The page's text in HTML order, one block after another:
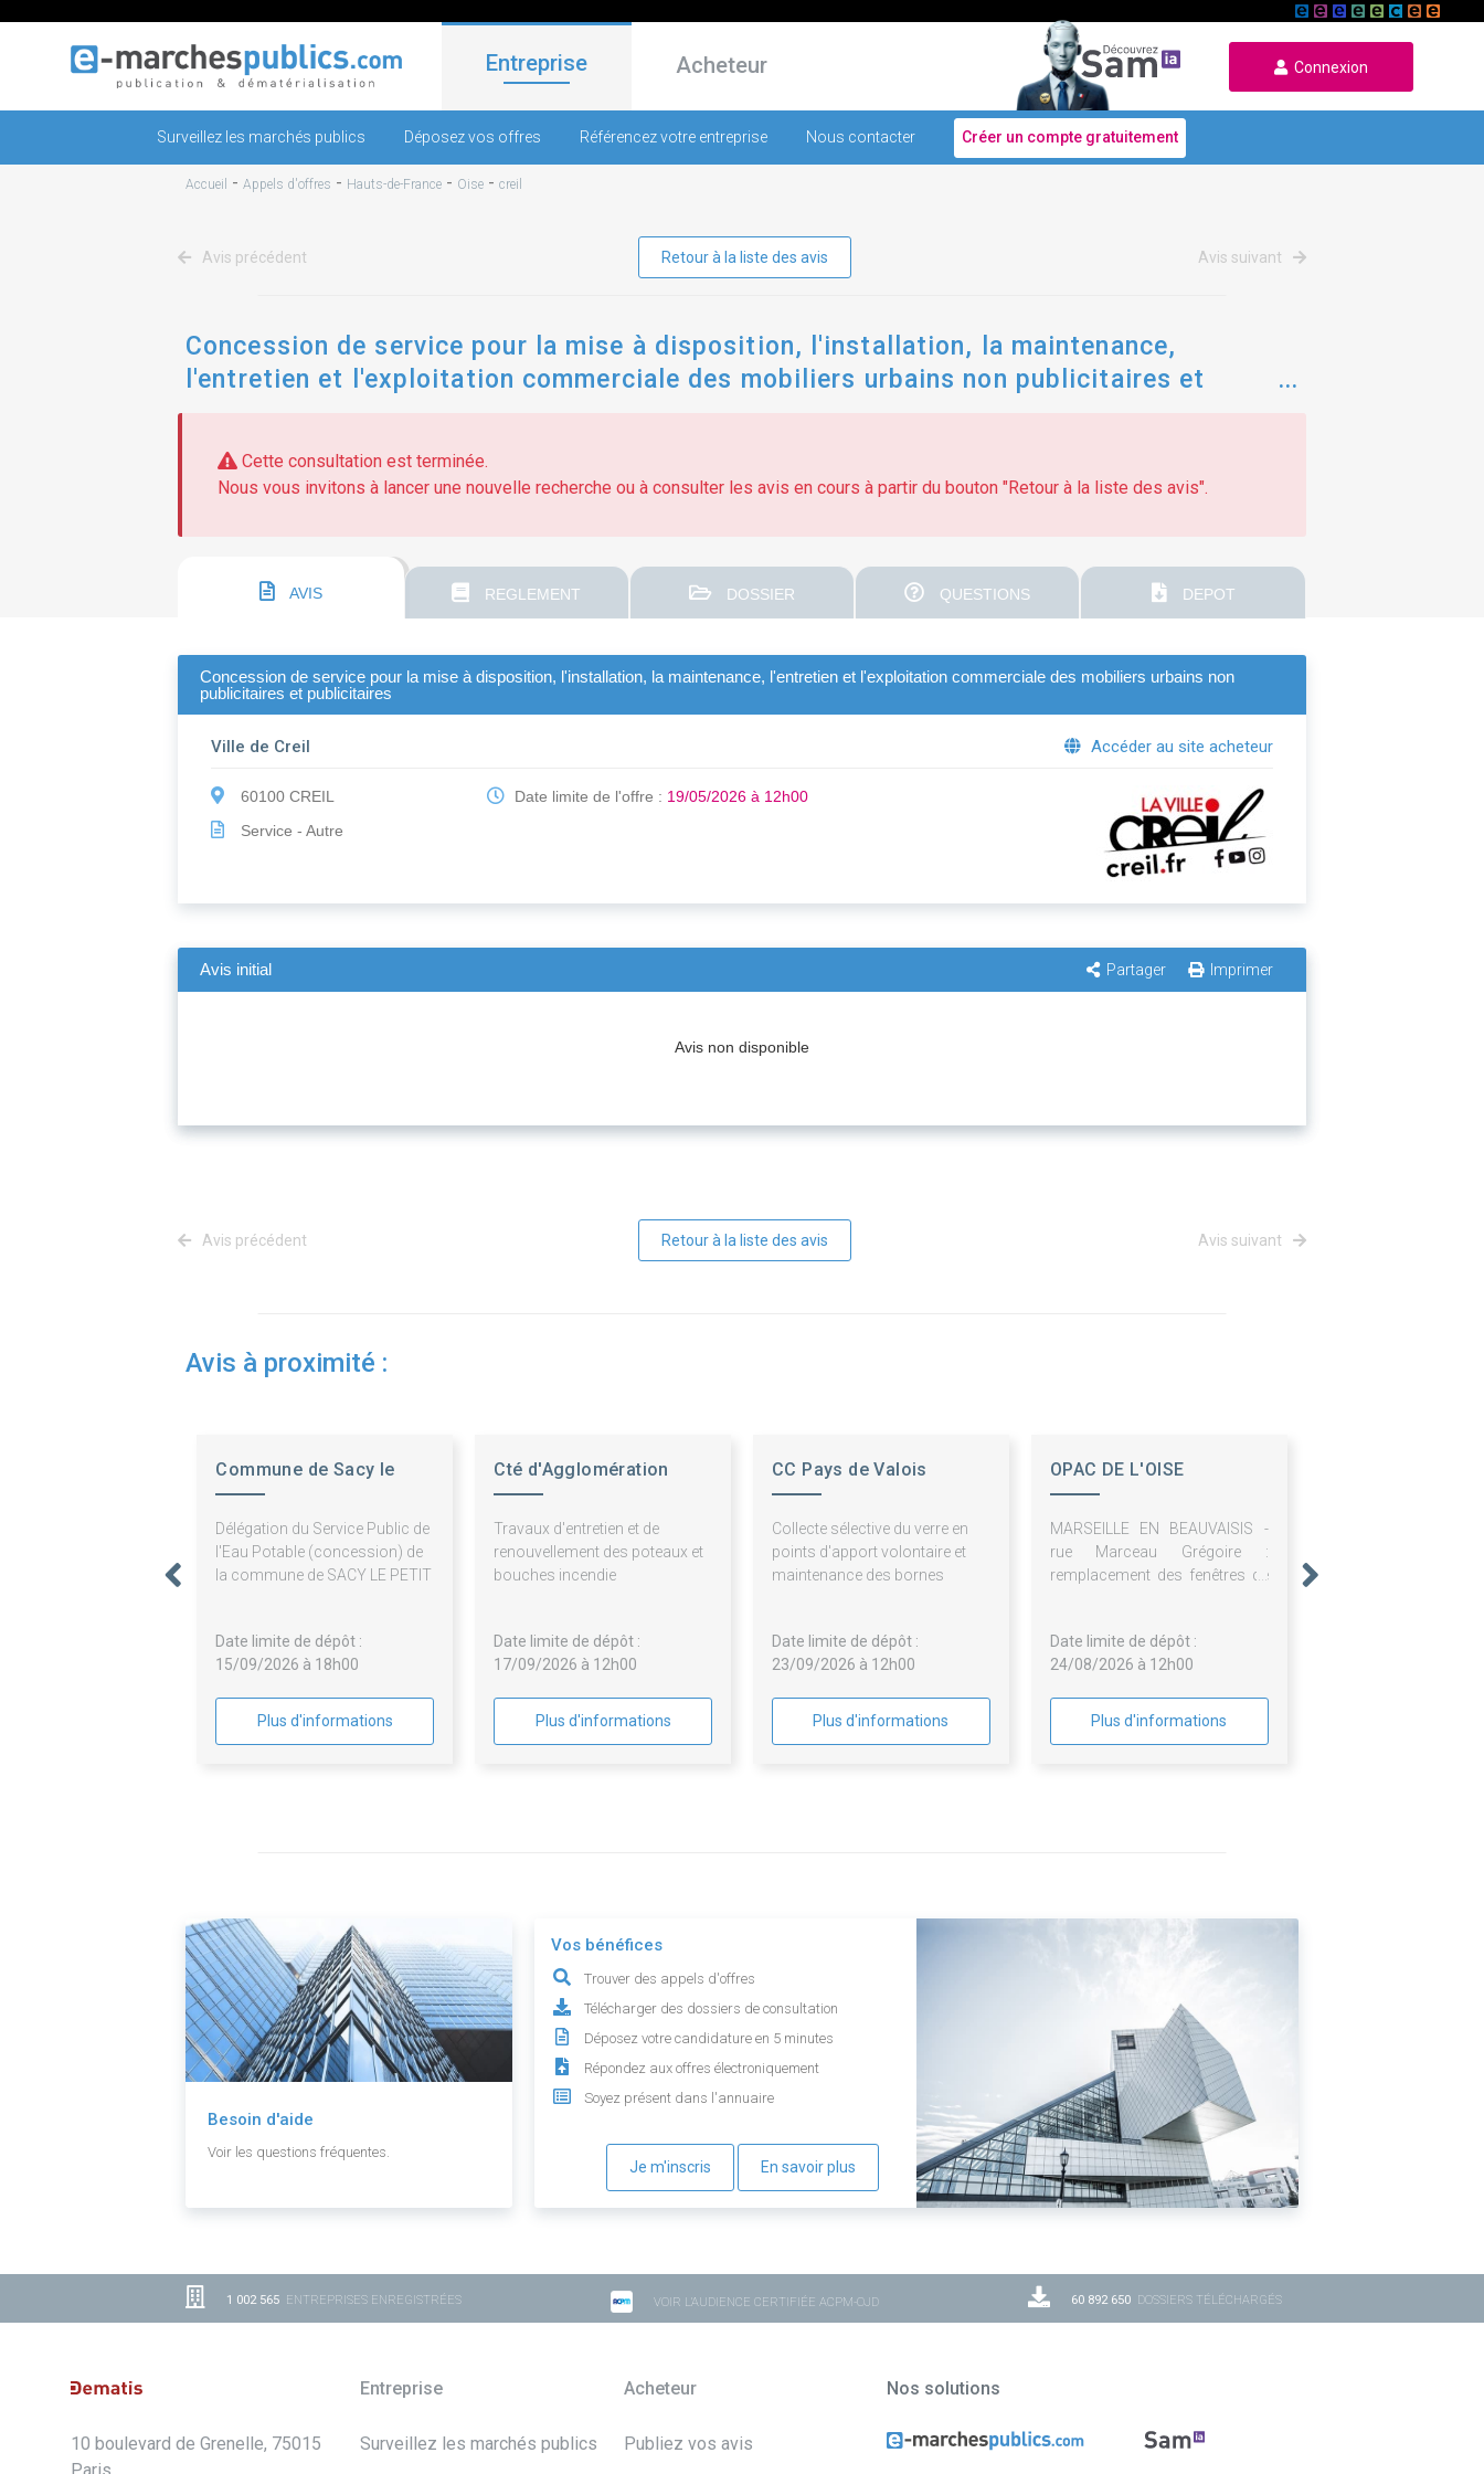
Entreprise Acheteur Connexion
Surveillez les marchés publics Déposez vos offres Référencez votre entreprise Nous contacter Créer un compte gratuitement
Accueil - Appels d'offres - Hauts-de-France - Oise - creil
Avis précédent Retour à la liste des avis Avis suivant
Concession de service pour la mise à disposition, l'installation, la maintenance,
l'entretien et l'exploitation commerciale des mobiliers urbains non publicitaires et
Cette consultation est terminée.
Nous vous invitons à lancer une nouvelle recherche ou à consulter les avis en cours à partir du bouton "Retour à la liste des avis".
AVIS REGLEMENT DOSSIER QUESTIONS DEPOT
Concession de service pour la mise à disposition, l'installation, la maintenance, l'entretien et l'exploitation commerciale des mobiliers urbains non
publicitaires et publicitaires
Ville de Creil Accéder au site acheteur
60100 CREIL
Service - Autre
Date limite de l'offre : 19/05/2026 à 12h00
Avis initial Partager Imprimer
Avis non disponible
Avis précédent Retour à la liste des avis Avis suivant
Avis à proximité :
Commune de Sacy le
Délégation du Service Public de
l'Eau Potable (concession) de
la commune de SACY LE PETIT
Date limite de dépôt :
15/09/2026 à 18h00
Plus d'informations
Cté d'Agglomération
Travaux d'entretien et de
renouvellement des poteaux et
bouches incendie
Date limite de dépôt :
17/09/2026 à 12h00
Plus d'informations
CC Pays de Valois
Collecte sélective du verre en
points d'apport volontaire et
maintenance des bornes
Date limite de dépôt :
23/09/2026 à 12h00
Plus d'informations
OPAC DE L'OISE
MARSEILLE EN BEAUVAISIS -
rue Marceau Grégoire :
remplacement des fenêtres de
Date limite de dépôt :
24/08/2026 à 12h00
Plus d'informations
Besoin d'aide
Voir les questions fréquentes.
Vos bénéfices
Trouver des appels d'offres
Télécharger des dossiers de consultation
Déposez votre candidature en 5 minutes
Répondez aux offres électroniquement
Soyez présent dans l'annuaire
Je m'inscris En savoir plus
1 002 565 ENTREPRISES ENREGISTRÉES VOIR L'AUDIENCE CERTIFIÉE ACPM-OJD 60 892 650 DOSSIERS TÉLÉCHARGÉS
10 boulevard de Grenelle, 75015
Entreprise
Surveillez les marchés publics
Acheteur
Publiez vos avis
Nos solutions